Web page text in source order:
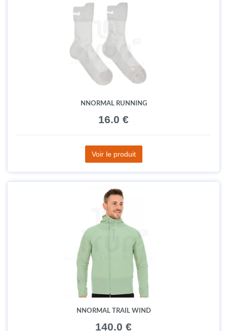
NNORMAL RUNNING
16.0 €
Voir le produit
NNORMAL TRAIL WIND
140.0 €